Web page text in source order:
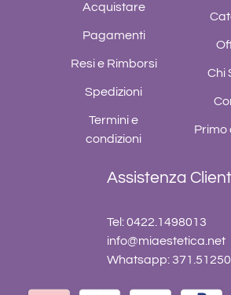
Acquistare
Pagamenti
Resi e Rimborsi
Spedizioni
Termini e
condizioni
Chi
Primo
Assistenza
Tel: 0422.1498013
info@miaestetica.net
Whatsapp: